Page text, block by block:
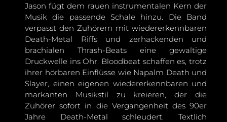
Jason fügt dem rauen instrumentalen Kern der
Musik die passende Schale hinzu. Die Band
verpasst den Zuhörern mit wiedererkennbaren
Death-Metal Riffs und zerhackenden und
brachialen Thrash-Beats eine gewaltige
Druckwelle ins Ohr. Bloodbeat schaffen es, trotz
ihrer hörbaren Einflüsse wie Napalm Death und
Slayer, einen eigenen wiedererkennbaren und
markanten Musikstil zu kreieren, der die
Zuhörer sofort in die Vergangenheit des 90er
Jahre Death-Metal schleudert. Textlich